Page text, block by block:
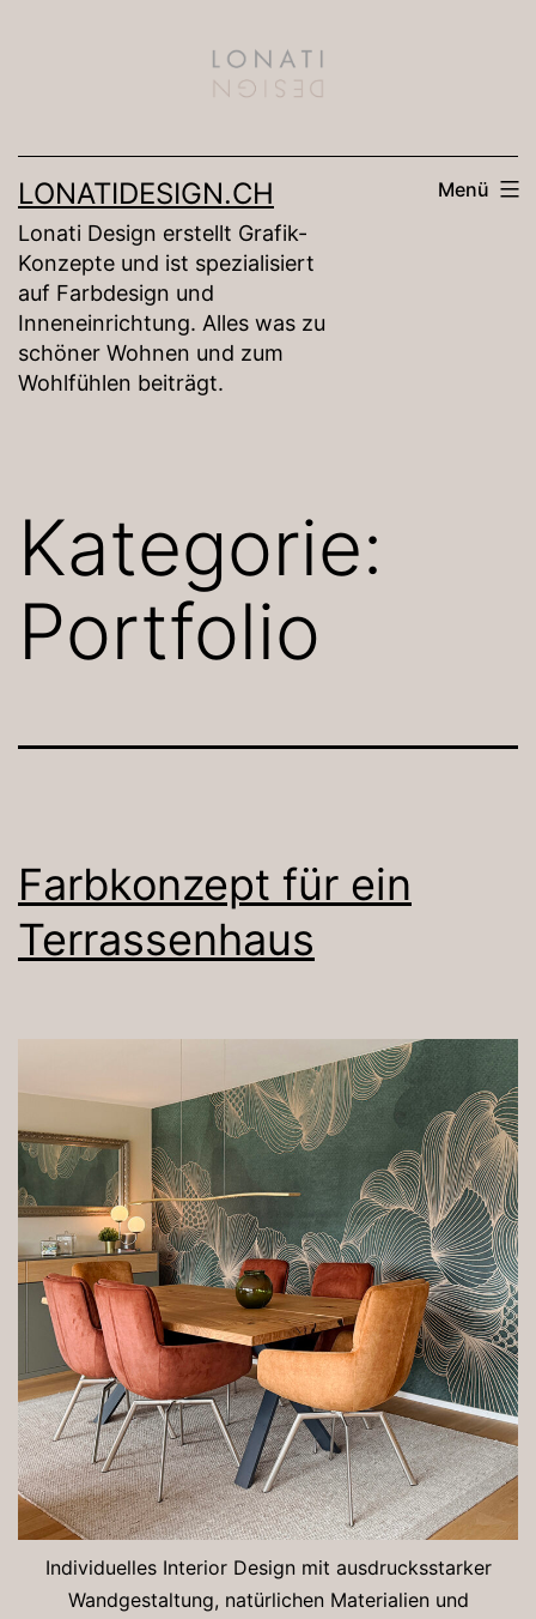
LONATIDESIGN.CH
Lonati Design erstellt Grafik-
Konzepte und ist spezialisiert
auf Farbdesign und
Inneneinrichtung. Alles was zu
schöner Wohnen und zum
Wohlfühlen beiträgt.
Menü
Kategorie:
Portfolio
Farbkonzept für ein
Terrassenhaus
Individuelles Interior Design mit ausdrucksstarker
Wandgestaltung, natürlichen Materialien und